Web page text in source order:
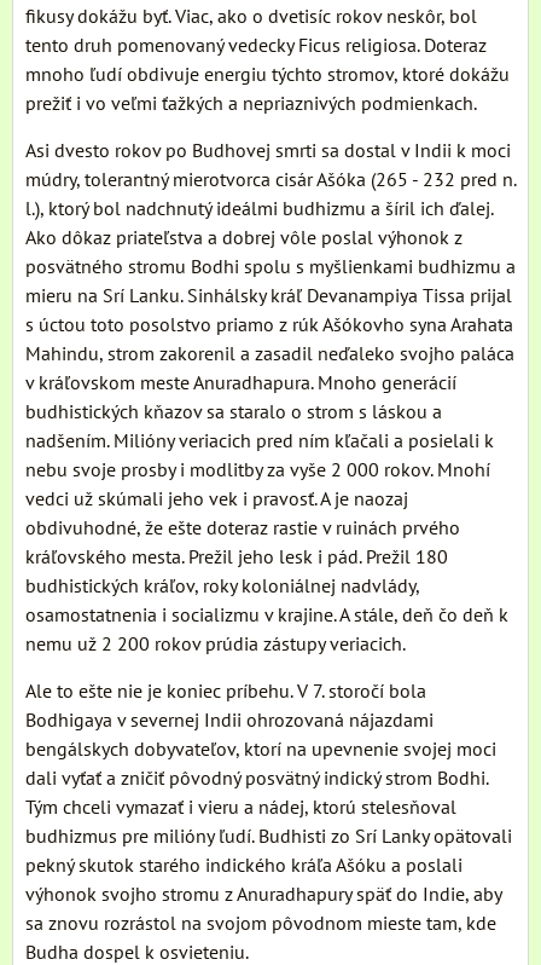
fikusy dokážu byť. Viac, ako o dvetisíc rokov neskôr, bol
tento druh pomenovaný vedecky Ficus religiosa. Doteraz
mnoho ľudí obdivuje energiu týchto stromov, ktoré dokážu
prežiť i vo veľmi ťažkých a nepriaznivých podmienkach.
Asi dvesto rokov po Budhovej smrti sa dostal v Indii k moci
múdry, tolerantný mierotvorca cisár Ašóka (265 - 232 pred n.
l.), ktorý bol nadchnutý ideálmi budhizmu a šíril ich ďalej.
Ako dôkaz priateľstva a dobrej vôle poslal výhonok z
posvätného stromu Bodhi spolu s myšlienkami budhizmu a
mieru na Srí Lanku. Sinhálsky kráľ Devanampiya Tissa prijal
s úctou toto posolstvo priamo z rúk Ašókovho syna Arahata
Mahindu, strom zakorenil a zasadil neďaleko svojho paláca
v kráľovskom meste Anuradhapura. Mnoho generácií
budhistických kňazov sa staralo o strom s láskou a
nadšením. Milióny veriacich pred ním kľačali a posielali k
nebu svoje prosby i modlitby za vyše 2 000 rokov. Mnohí
vedci už skúmali jeho vek i pravosť. A je naozaj
obdivuhodné, že ešte doteraz rastie v ruinách prvého
kráľovského mesta. Prežil jeho lesk i pád. Prežil 180
budhistických kráľov, roky koloniálnej nadvlády,
osamostatnenia i socializmu v krajine. A stále, deň čo deň k
nemu už 2 200 rokov prúdia zástupy veriacich.
Ale to ešte nie je koniec príbehu. V 7. storočí bola
Bodhigaya v severnej Indii ohrozovaná nájazdami
bengálskych dobyvateľov, ktorí na upevnenie svojej moci
dali vyťať a zničiť pôvodný posvätný indický strom Bodhi.
Tým chceli vymazať i vieru a nádej, ktorú stelesňoval
budhizmus pre milióny ľudí. Budhisti zo Srí Lanky opätovali
pekný skutok starého indického kráľa Ašóku a poslali
výhonok svojho stromu z Anuradhapury späť do Indie, aby
sa znovu rozrástol na svojom pôvodnom mieste tam, kde
Budha dospel k osvieteniu.